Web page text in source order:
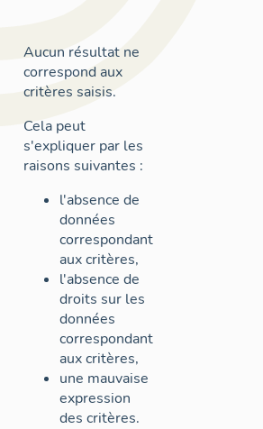
Aucun résultat ne
correspond aux
critères saisis.
Cela peut
s'expliquer par les
raisons suivantes :
l'absence de
données
correspondant
aux critères,
l'absence de
droits sur les
données
correspondant
aux critères,
une mauvaise
expression
des critères.